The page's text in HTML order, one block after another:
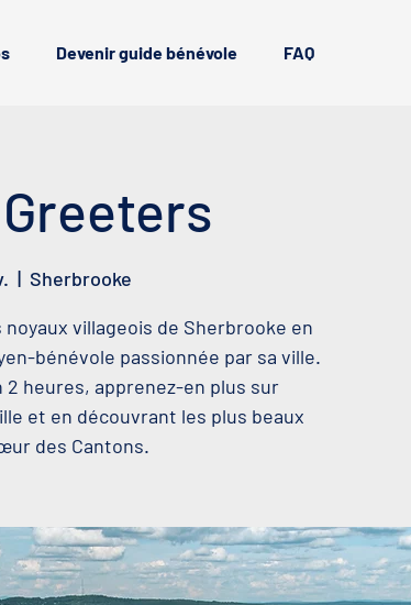
Devenir guide bénévole FAQ
  |
Sherbrooke
villageois de Sherbrooke en
bénévole passionnée par sa ville.
2 heures, apprenez-en plus sur
et en découvrant les plus beaux
des Cantons.